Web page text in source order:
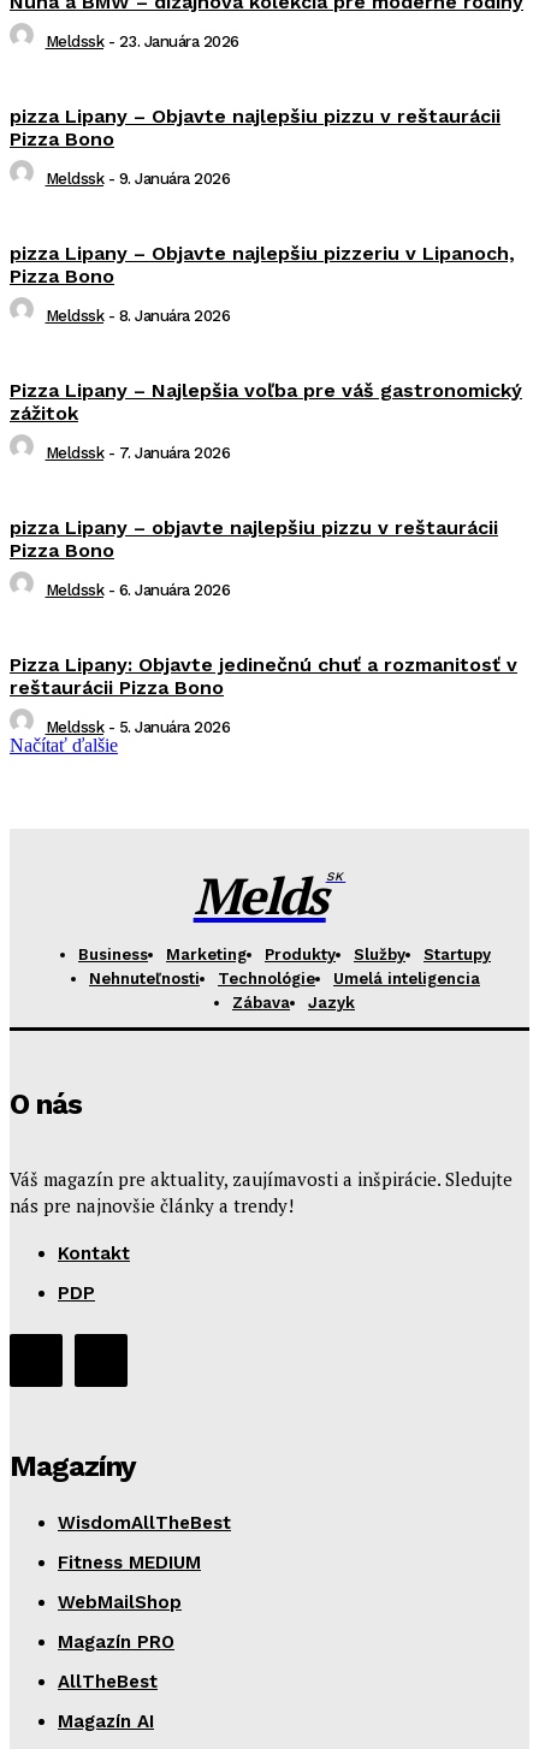
Meldssk - 23. Januára 2026
pizza Lipany – Objavte najlepšiu pizzu v reštaurácii
Pizza Bono
Meldssk - 9. Januára 2026
pizza Lipany – Objavte najlepšiu pizzeriu v Lipanoch,
Pizza Bono
Meldssk - 8. Januára 2026
Pizza Lipany – Najlepšia voľba pre váš gastronomický
zážitok
Meldssk - 7. Januára 2026
pizza Lipany – objavte najlepšiu pizzu v reštaurácii
Pizza Bono
Meldssk - 6. Januára 2026
Pizza Lipany: Objavte jedinečnú chuť a rozmanitosť v
reštaurácii Pizza Bono
Meldssk - 5. Januára 2026
Načítať ďalšie
MeldsSK
Business Marketing Produkty Služby
Startupy
Nehnuteľnosti
Technológie
Umelá inteligencia
Zábava
Jazyk
O nás
Váš magazín pre aktuality, zaujímavosti a inšpirácie. Sledujte
nás pre najnovšie články a trendy!
Kontakt
PDP
Magazíny
WisdomAllTheBest
Fitness MEDIUM
WebMailShop
Magazín PRO
AllTheBest
Magazín AI